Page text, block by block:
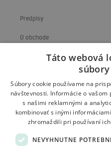
Predpisy
O obchode
Vrátenie a reklamácia
Platby
Kontakt
Táto webová
Súbory cookie používame na
návštevnosti. Informácie o
s našimi reklamnými a
kombinovať s inými
zhromaždili pri používaní
NEVYHNUTNE